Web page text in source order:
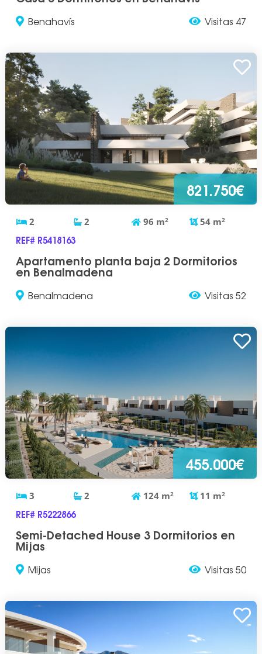
Benahavís Visitas 47
821.750€
2 2 96 m2 54 m2
REF# R5418163
Apartamento planta baja 2 Dormitorios
en Benalmadena
Benalmadena Visitas 52
455.000€
3 2 124 m2 11 m2
REF# R5222866
Semi-Detached House 3 Dormitorios en
Mijas
Mijas Visitas 50